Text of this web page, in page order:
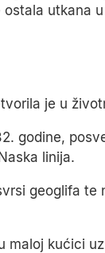
utkana
je u
godine,
linija.
geoglifa te
maloj kućici